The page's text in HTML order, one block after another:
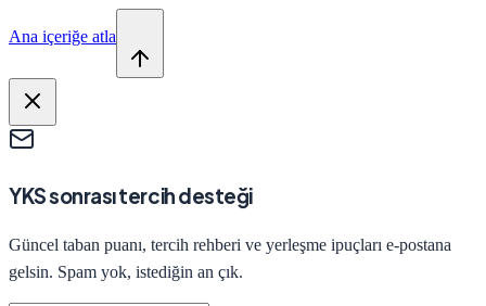
Ana içeriğe atla
YKS sonrası tercih desteği
Güncel taban puanı, tercih rehberi ve yerleşme ipuçları e-postana
gelsin. Spam yok, istediğin an çık.